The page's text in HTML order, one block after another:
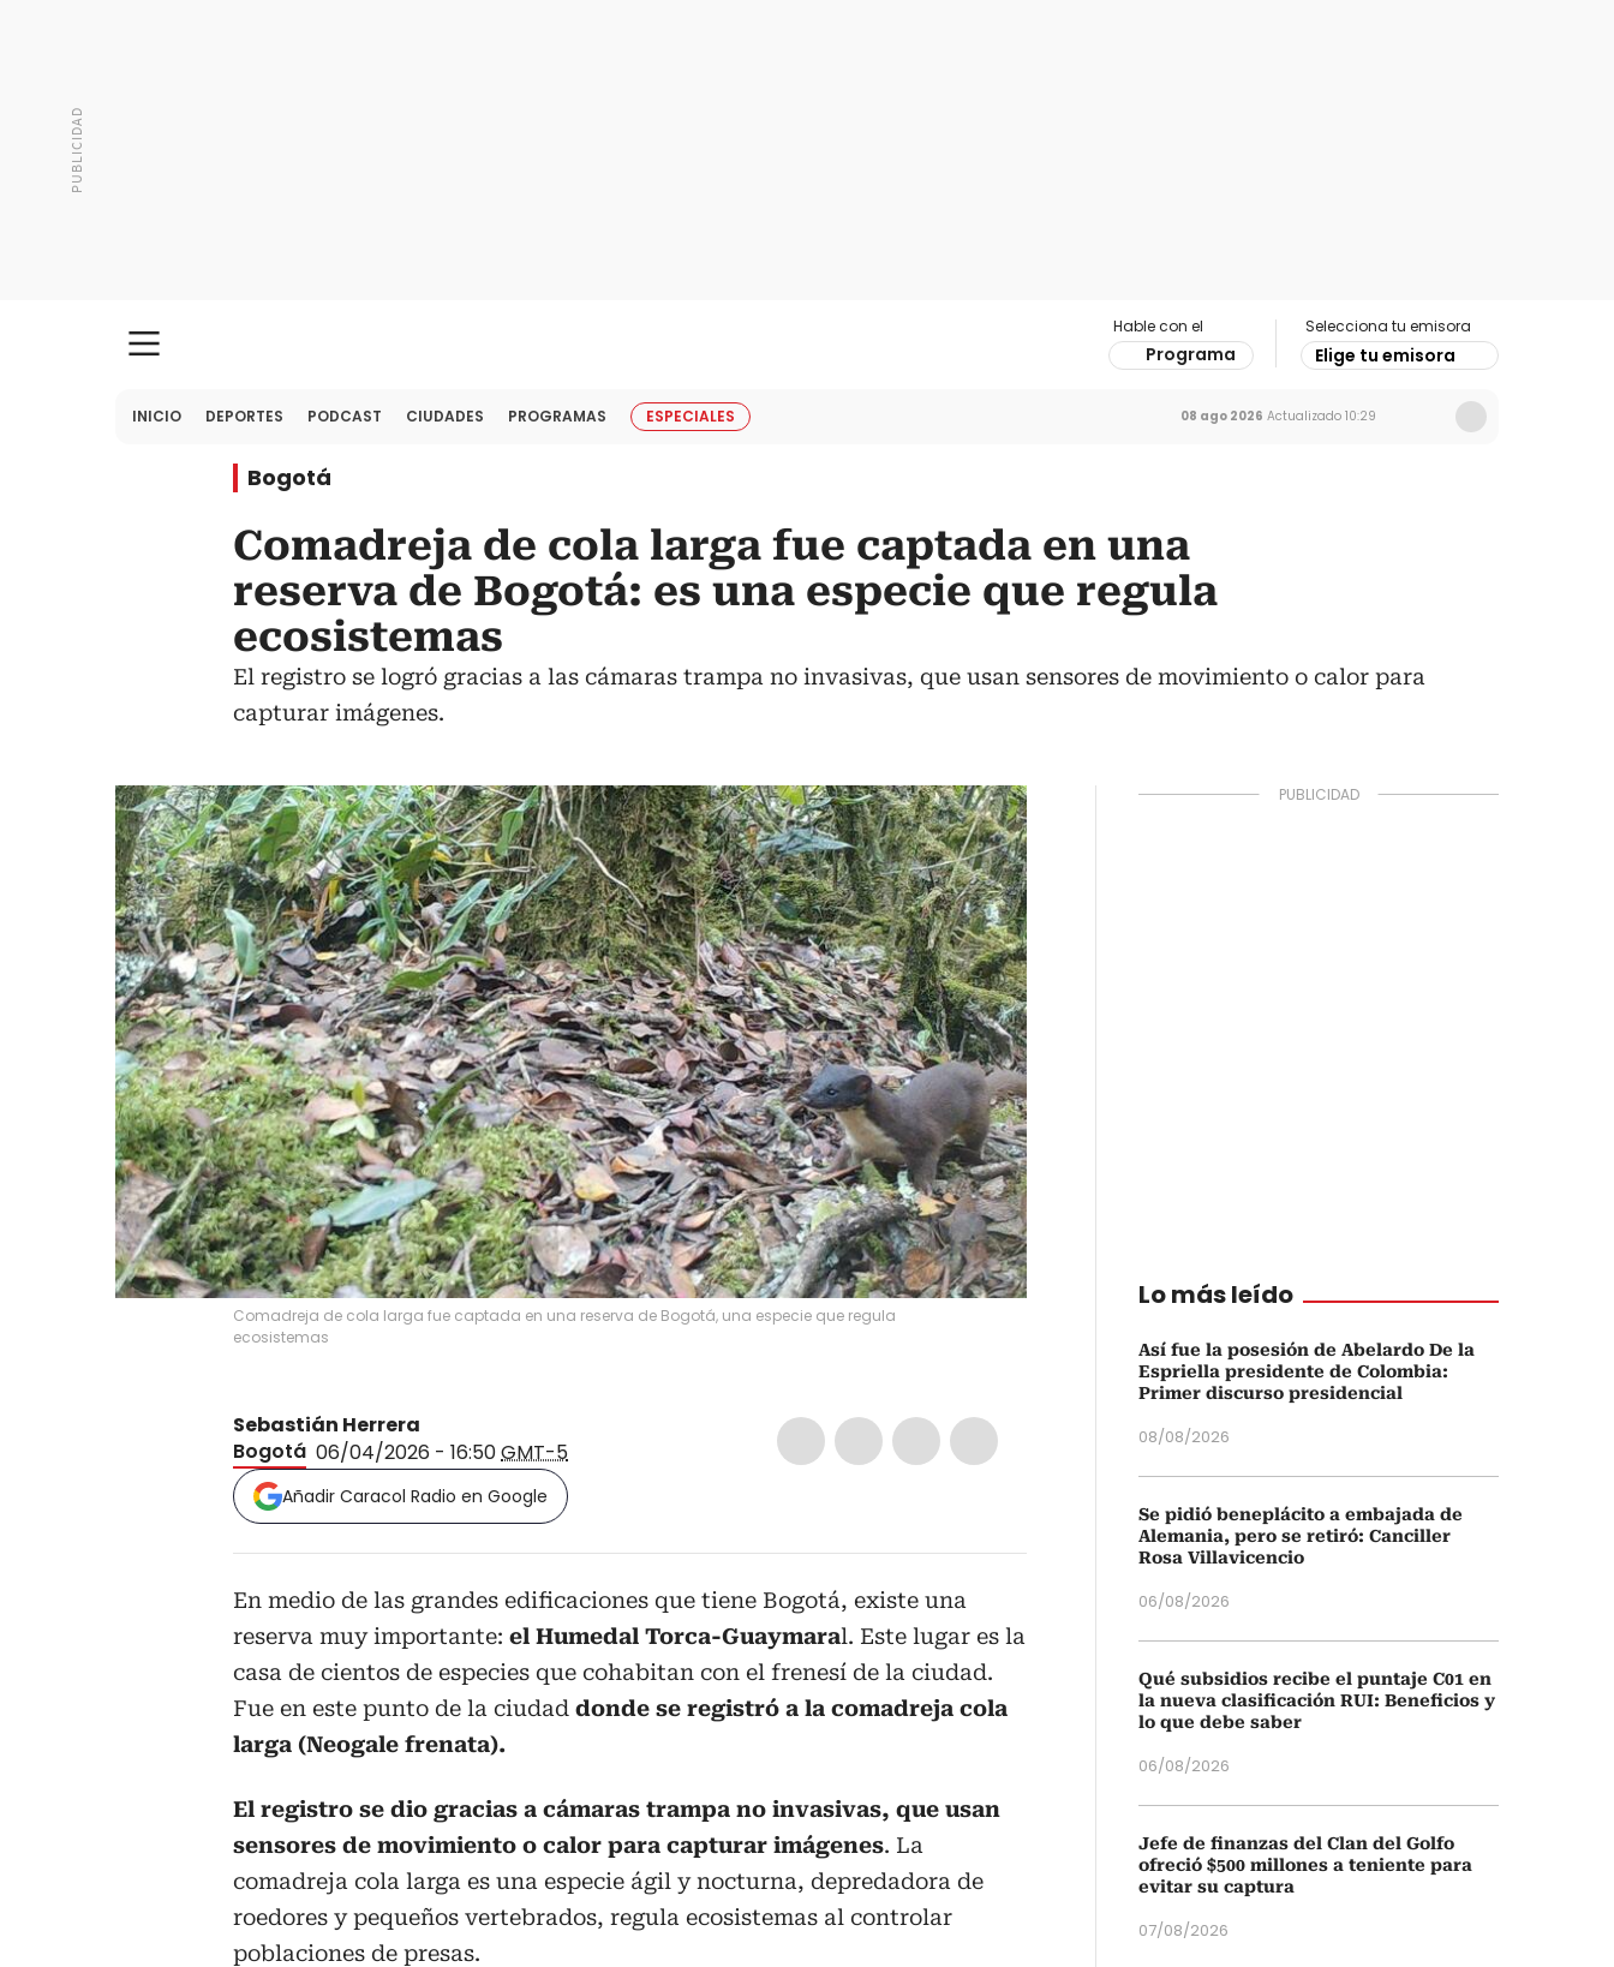
Hable con el
Programa
Selecciona tu emisora
Elige tu emisora
INICIO DEPORTES PODCAST CIUDADES PROGRAMAS ESPECIALES 08 ago 2026 Actualizado 10:29
Bogotá
Comadreja de cola larga fue captada en una
reserva de Bogotá: es una especie que regula
ecosistemas
El registro se logró gracias a las cámaras trampa no invasivas, que usan sensores de movimiento o calor para
capturar imágenes.
Comadreja de cola larga fue captada en una reserva de Bogotá, una especie que regula
ecosistemas
Sebastián Herrera
Bogotá 06/04/2026 - 16:50GMT-5
Añadir Caracol Radio en Google
En medio de las grandes edificaciones que tiene Bogotá, existe una
reserva muy importante: el Humedal Torca-Guaymaral. Este lugar es la
casa de cientos de especies que cohabitan con el frenesí de la ciudad.
Fue en este punto de la ciudad donde se registró a la comadreja cola
larga (Neogale frenata).
El registro se dio gracias a cámaras trampa no invasivas, que usan
sensores de movimiento o calor para capturar imágenes. La
comadreja cola larga es una especie ágil y nocturna, depredadora de
roedores y pequeños vertebrados, regula ecosistemas al controlar
poblaciones de presas.
Lo más leído
Así fue la posesión de Abelardo De la
Espriella presidente de Colombia:
Primer discurso presidencial
08/08/2026
Se pidió beneplácito a embajada de
Alemania, pero se retiró: Canciller
Rosa Villavicencio
06/08/2026
Qué subsidios recibe el puntaje C01 en
la nueva clasificación RUI: Beneficios y
lo que debe saber
06/08/2026
Jefe de finanzas del Clan del Golfo
ofreció $500 millones a teniente para
evitar su captura
07/08/2026